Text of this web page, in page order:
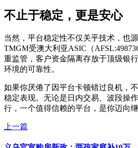
不止于稳定，更是安心
当然，平台稳定性不仅关乎技术，也
TMGM受澳大利亚ASIC（
重监管，客户资金隔离存放于顶级银
环境的可靠性。
如果你厌倦了因平台卡顿错过良机，
稳定表现。无论是日内交易、波段操
行，一个值得信赖的平台，是你迈向
上一篇